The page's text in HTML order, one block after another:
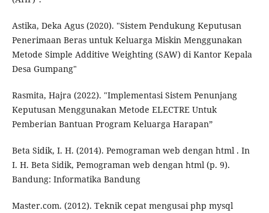
Astika, Deka Agus (2020). "Sistem Pendukung Keputusan
Penerimaan Beras untuk Keluarga Miskin Menggunakan
Metode Simple Additive Weighting (SAW) di Kantor Kepala
Desa Gumpang"
Rasmita, Hajra (2022). "Implementasi Sistem Penunjang
Keputusan Menggunakan Metode ELECTRE Untuk
Pemberian Bantuan Program Keluarga Harapan”
Beta Sidik, I. H. (2014). Pemograman web dengan html . In
I. H. Beta Sidik, Pemograman web dengan html (p. 9).
Bandung: Informatika Bandung
Master.com. (2012). Teknik cepat mengusai php mysql